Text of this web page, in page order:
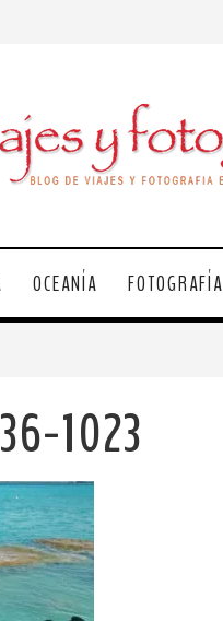
OCEANÍA FOTOGRAFÍA
1023